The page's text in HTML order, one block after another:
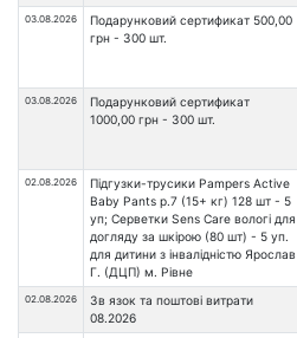
03.08.2026
Подарунковий сертификат 500,00
грн - 300 шт.
03.08.2026
Подарунковий сертификат
1000,00 грн - 300 шт.
02.08.2026
Підгузки-трусики Pampers Active
Baby Pants р.7 (15+ кг) 128 шт - 5
уп; Серветки Sens Care вологі для
догляду за шкірою (80 шт) - 5 уп.
для дитини з інвалідністю Ярослав
Г. (ДЦП) м. Рівне
02.08.2026
Зв язок та поштові витрати
08.2026